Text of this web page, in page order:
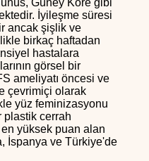
Güney Kore gibi
İyileşme süresi
ancak şişlik ve
birkaç haftadan
hastalara
görsel bir
ameliyatı öncesi ve
çevrimiçi olarak
yüz feminizasyonu
plastik cerrah
yüksek puan alan
İspanya ve Türkiye'de